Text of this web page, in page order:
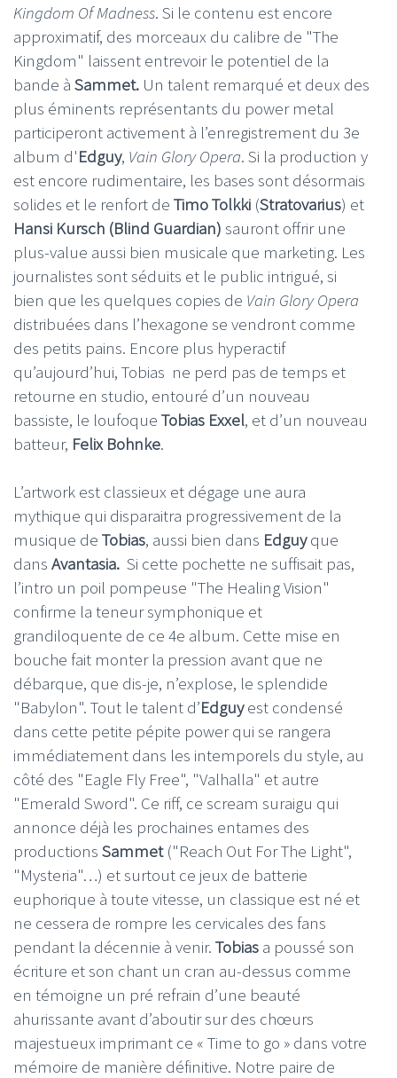
Kingdom Of Madness. Si le contenu est encore
approximatif, des morceaux du calibre de "The
Kingdom" laissent entrevoir le potentiel de la
bande à Sammet. Un talent remarqué et deux des
plus éminents représentants du power metal
participeront activement à l’enregistrement du 3e
album d'Edguy, Vain Glory Opera. Si la production y
est encore rudimentaire, les bases sont désormais
solides et le renfort de Timo Tolkki (Stratovarius) et
Hansi Kursch (Blind Guardian) sauront offrir une
plus-value aussi bien musicale que marketing. Les
journalistes sont séduits et le public intrigué, si
bien que les quelques copies de Vain Glory Opera
distribuées dans l’hexagone se vendront comme
des petits pains. Encore plus hyperactif
qu’aujourd’hui, Tobias ne perd pas de temps et
retourne en studio, entouré d’un nouveau
bassiste, le loufoque Tobias Exxel, et d’un nouveau
batteur, Felix Bohnke.
L’artwork est classieux et dégage une aura
mythique qui disparaitra progressivement de la
musique de Tobias, aussi bien dans Edguyque
dans Avantasia. Si cette pochette ne suffisait pas,
l’intro un poil pompeuse "The Healing Vision"
confirme la teneur symphonique et
grandiloquente de ce 4e album. Cette mise en
bouche fait monter la pression avant que ne
débarque, que dis-je, n’explose, le splendide
"Babylon". Tout le talent d’Edguyest condensé
dans cette petite pépite power qui se rangera
immédiatement dans les intemporels du style, au
côté des "Eagle Fly Free", "Valhalla" et autre
"Emerald Sword". Ce riff, ce scream suraigu qui
annonce déjà les prochaines entames des
productions Sammet("Reach Out For The Light",
"Mysteria"…) et surtout ce jeux de batterie
euphorique à toute vitesse, un classique est né et
ne cessera de rompre les cervicales des fans
pendant la décennie à venir. Tobias a poussé son
écriture et son chant un cran au-dessus comme
en témoigne un pré refrain d’une beauté
ahurissante avant d’aboutir sur des chœurs
majestueux imprimant ce « Time to go » dans votre
mémoire de manière définitive. Notre paire de